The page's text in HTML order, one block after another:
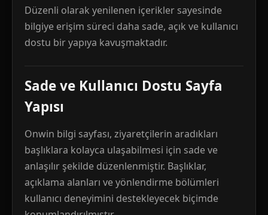
Düzenli olarak yenilenen içerikler sayesinde
bilgiye erişim süreci daha sade, açık ve kullanıcı
dostu bir yapıya kavuşmaktadır.
Sade ve Kullanıcı Dostu Sayfa
Yapısı
Onwin bilgi sayfası, ziyaretçilerin aradıkları
başlıklara kolayca ulaşabilmesi için sade ve
anlaşılır şekilde düzenlenmiştir. Başlıklar,
açıklama alanları ve yönlendirme bölümleri
kullanıcı deneyimini destekleyecek biçimde